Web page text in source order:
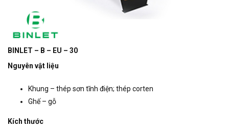
BINLET – B – EU – 30
Nguyên vật liệu
Khung – thép sơn tĩnh điện; thép corten
Ghế – gỗ
Kích thước